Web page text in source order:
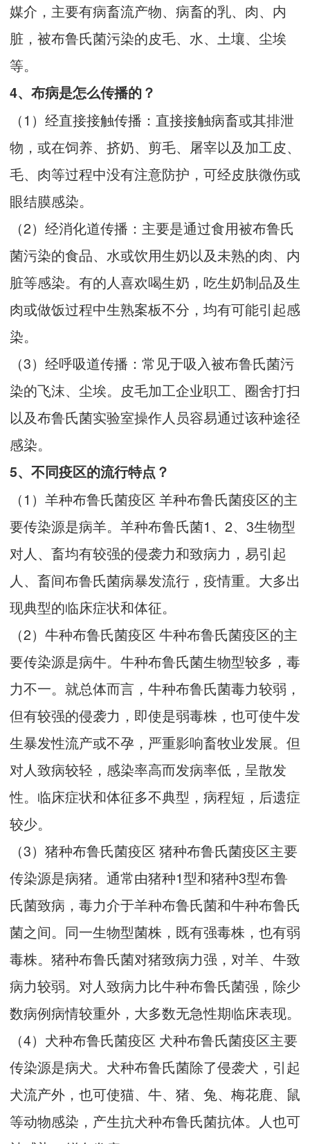
媒介，主要有病畜流产物、病畜的乳、肉、内
脏，被布鲁氏菌污染的皮毛、水、土壤、尘埃
等。
4、布病是怎么传播的？
（1）经直接接触传播：直接接触病畜或其排泄
物，或在饲养、挤奶、剪毛、屠宰以及加工皮、
毛、肉等过程中没有注意防护，可经皮肤微伤或
眼结膜感染。
（2）经消化道传播：主要是通过食用被布鲁氏
菌污染的食品、水或饮用生奶以及未熟的肉、内
脏等感染。有的人喜欢喝生奶，吃生奶制品及生
肉或做饭过程中生熟案板不分，均有可能引起感
染。
（3）经呼吸道传播：常见于吸入被布鲁氏菌污
染的飞沫、尘埃。皮毛加工企业职工、圈舍打扫
以及布鲁氏菌实验室操作人员容易通过该种途径
感染。
5、不同疫区的流行特点？
（1）羊种布鲁氏菌疫区 羊种布鲁氏菌疫区的主
要传染源是病羊。羊种布鲁氏菌1、2、3生物型
对人、畜均有较强的侵袭力和致病力，易引起
人、畜间布鲁氏菌病暴发流行，疫情重。大多出
现典型的临床症状和体征。
（2）牛种布鲁氏菌疫区 牛种布鲁氏菌疫区的主
要传染源是病牛。牛种布鲁氏菌生物型较多，毒
力不一。就总体而言，牛种布鲁氏菌毒力较弱，
但有较强的侵袭力，即使是弱毒株，也可使牛发
生暴发性流产或不孕，严重影响畜牧业发展。但
对人致病较轻，感染率高而发病率低，呈散发
性。临床症状和体征多不典型，病程短，后遗症
较少。
（3）猪种布鲁氏菌疫区 猪种布鲁氏菌疫区主要
传染源是病猪。通常由猪种1型和猪种3型布鲁
氏菌致病，毒力介于羊种布鲁氏菌和牛种布鲁氏
菌之间。同一生物型菌株，既有强毒株，也有弱
毒株。猪种布鲁氏菌对猪致病力强，对羊、牛致
病力较弱。对人致病力比牛种布鲁氏菌强，除少
数病例病情较重外，大多数无急性期临床表现。
（4）犬种布鲁氏菌疫区 犬种布鲁氏菌疫区主要
传染源是病犬。犬种布鲁氏菌除了侵袭犬，引起
犬流产外，也可使猫、牛、猪、兔、梅花鹿、鼠
等动物感染，产生抗犬种布鲁氏菌抗体。人也可